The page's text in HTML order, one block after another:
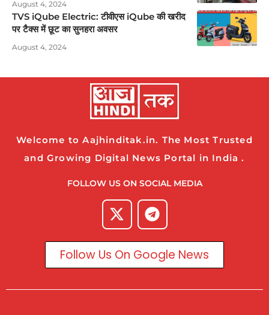
August 4, 2024
TVS iQube Electric: टीवीएस iQube की खरीद
पर टैक्स में छूट का सुनहरा अवसर
August 4, 2024
Welcome to Aajhinditak.in. The Most Trusted
and Growing Digital News Portal in India .
FOLLOW US ON SOCIAL MEDIA
Follow Us On Google News